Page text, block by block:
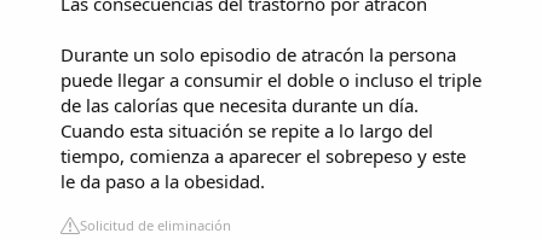
Durante un solo episodio de atracón la persona
puede llegar a consumir el doble o incluso el triple
de las calorías que necesita durante un día.
Cuando esta situación se repite a lo largo del
tiempo, comienza a aparecer el sobrepeso y este
le da paso a la obesidad.
Solicitud de eliminación